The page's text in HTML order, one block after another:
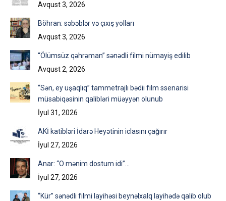
Avqust 3, 2026
Böhran: səbəblər və çıxış yolları
Avqust 3, 2026
“Ölümsüz qəhrəman” sənədli filmi nümayiş edilib
Avqust 2, 2026
“Sən, ey uşaqlıq” tammetrajlı bədii film ssenarisi
müsabiqəsinin qalibləri müəyyən olunub
İyul 31, 2026
AKİ katibləri İdarə Heyətinin iclasını çağırır
İyul 27, 2026
Anar: “O mənim dostum idi”…
İyul 27, 2026
“Kür” sənədli filmi layihəsi beynəlxalq layihədə qalib olub